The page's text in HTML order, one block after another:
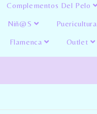
Complementos Del Pelo
Niñ@s Puericultura
Flamenca Outlet